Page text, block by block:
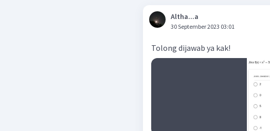
Altha...a
30 September 2023 03:01
Tolong dijawab ya kak!